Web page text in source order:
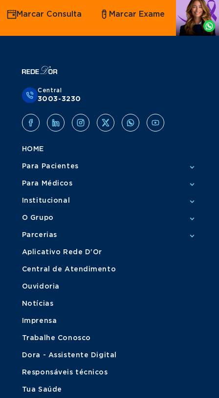
Agende
por
Whatsapp
Marcar Consulta Marcar Exame
Central
3003-3230
HOME
Para Pacientes
Para Médicos
Institucional
O Grupo
Parcerias
Aplicativo Rede D'Or
Central de Atendimento
Ouvidoria
Notícias
Imprensa
Trabalhe Conosco
Dora - Assistente Digital
Responsáveis técnicos
Tua Saúde